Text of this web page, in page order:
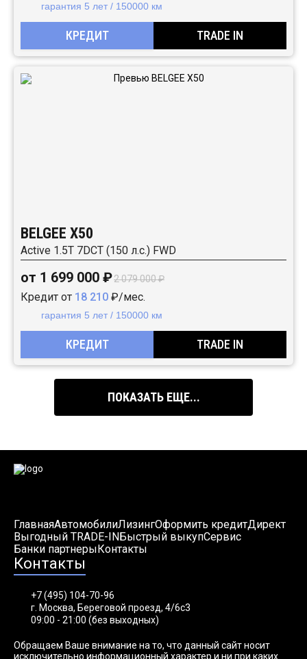
гарантия 5 лет / 150000 км
КРЕДИТ TRADE IN
BELGEE X50
Active 1.5T 7DCT (150 л.с.) FWD
от 1 699 000 ₽2 079 000 ₽
Кредит от 18 210 ₽/мес.
гарантия 5 лет / 150000 км
КРЕДИТ TRADE IN
ПОКАЗАТЬ ЕЩЕ...
ГлавнаяАвтомобилиЛизингОформить кредитДирект
Выгодный TRADE-INБыстрый выкупСервис
Банки партнерыКонтакты
Контакты
+7 (495) 104-70-96
г. Москва, Береговой проезд, 4/6с3
09:00 - 21:00 (без выходных)
Обращаем Ваше внимание на то, что данный сайт носит
исключительно информационный характер и ни при каких